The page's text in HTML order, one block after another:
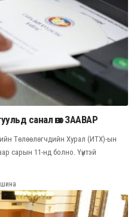
санал өгөх ЗААВАР
Төлөөлөгчдийн Хурал (ИТХ)-ын
сарын 11-нд болно. Үүнтэй